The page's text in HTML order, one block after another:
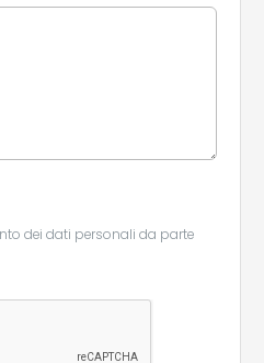
dei dati personali da parte